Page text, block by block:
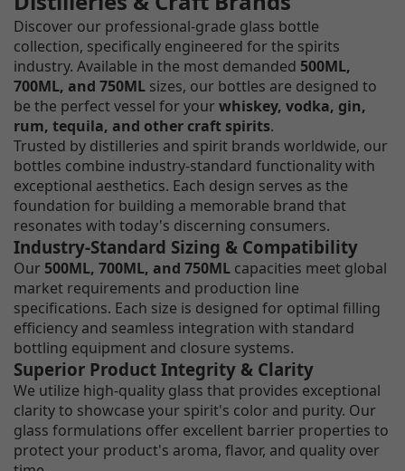
Discover our professional-grade glass bottle
collection, specifically engineered for the spirits
industry. Available in the most demanded 500ML,
700ML, and 750ML sizes, our bottles are designed to
be the perfect vessel for your whiskey, vodka, gin,
rum, tequila, and other craft spirits.
Trusted by distilleries and spirit brands worldwide, our
bottles combine industry-standard functionality with
exceptional aesthetics. Each design serves as the
foundation for building a memorable brand that
resonates with today's discerning consumers.
Industry-Standard Sizing & Compatibility
Our 500ML, 700ML, and 750ML capacities meet global
market requirements and production line
specifications. Each size is designed for optimal filling
efficiency and seamless integration with standard
bottling equipment and closure systems.
Superior Product Integrity & Clarity
We utilize high-quality glass that provides exceptional
clarity to showcase your spirit's color and purity. Our
glass formulations offer excellent barrier properties to
protect your product's aroma, flavor, and quality over